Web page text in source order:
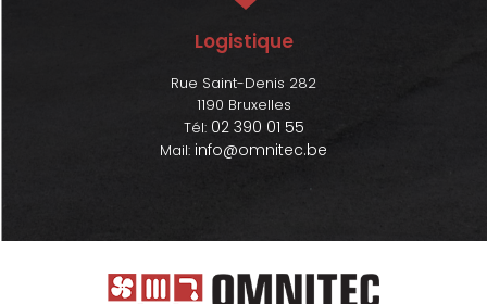
Logistique
Rue Saint-Denis 282
1190 Bruxelles
Tél: 02 390 01 55
Mail: info@omnitec.be